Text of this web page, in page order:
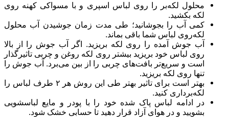
محلول لکه‌بر را روی لباس اسپری و با مسواکی کهنه روی
لکه بکشید.
کمی آب را بجوشانید؛ طی مدت زمان جوشیدن آب محلول
لکه‌روی لباس شما باقی بماند.
آب جوش آمده را روی لکه بریزید. اگر آب جوش را از بالا
روی لباس خود بریزید بیشتر روی لکه روغن و چربی تاثیرگذار
است و سریع‌تر بافت‌های چربی را از بین می‌برد. آب جوش را
تنها روی لکه بریزید.
بهتر است برای تاثیر بهتر طی این روش هر ۲ طرف لباس را
لکه‌برداری کنید.
در ادامه لباس پاک شده خود را با پودر و مایع لباسشویی
بشویید و در هوای آزاد قرار دهید تا حسابی خشک شود.